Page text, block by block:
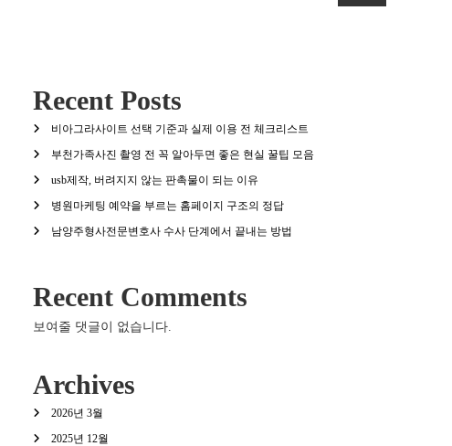
Recent Posts
비아그라사이트 선택 기준과 실제 이용 전 체크리스트
부천가족사진 촬영 전 꼭 알아두면 좋은 현실 꿀팁 모음
usb제작, 버려지지 않는 판촉물이 되는 이유
병원마케팅 예약을 부르는 홈페이지 구조의 정답
남양주형사전문변호사 수사 단계에서 끝내는 방법
Recent Comments
보여줄 댓글이 없습니다.
Archives
2026년 3월
2025년 12월